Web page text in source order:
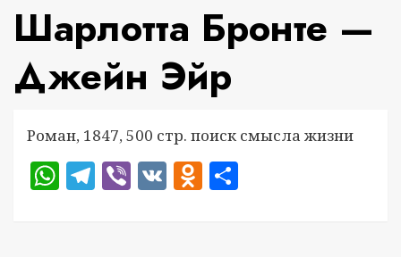
Шарлотта Бронте —
Джейн Эйр
Роман, 1847, 500 стр. поиск смысла жизни
WhatsApp
Telegram
Viber
VKOdnoklassniki